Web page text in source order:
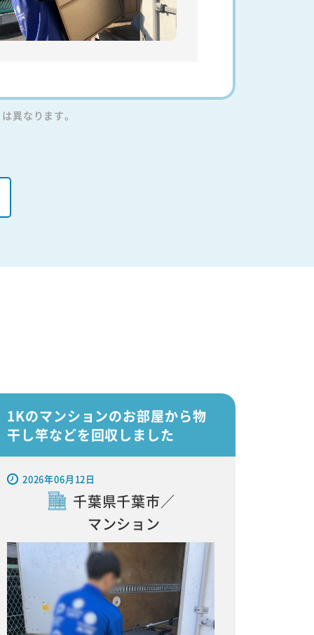
異なります。
1Kのマンションのお部屋から物
干し竿などを回収しました
2026年06月12日
千葉県千葉市／
マンション